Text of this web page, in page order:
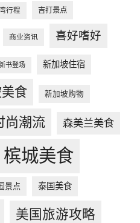
行程 吉打景点
商业资讯 喜好嗜好
书登场 新加坡住宿
食 新加坡购物
尚潮流 森美兰美食
槟城美食
景点 泰国美食
美国旅游攻略